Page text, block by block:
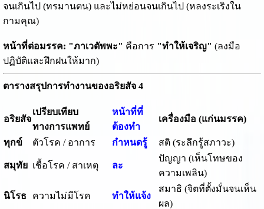
จนเกินไป (ทรมานตน) และไม่หย่อนจนเกินไป (หลงระเริงใน
กามคุณ)
หน้าที่ต่อมรรค: "ภาเวตัพพะ" คือการ "ทำให้เจริญ" (ลงมือ
ปฏิบัติและฝึกฝนให้มาก)
ตารางสรุปการทำงานของอริยสัจ 4
อริยสัจ
เปรียบเทียบ
ทางการแพทย์
หน้าที่ที่
ต้องทำ
เครื่องมือ (แก่นมรรค)
ทุกข์ ตัวโรค / อาการ กำหนดรู้ สติ (ระลึกรู้สภาวะ)
สมุทัย เชื้อโรค / สาเหตุ ละ
ปัญญา (เห็นโทษของ
ความเพลิน)
นิโรธ ความไม่มีโรค ทำให้แจ้ง
สมาธิ (จิตที่ตั้งมั่นจนเห็น
ผล)